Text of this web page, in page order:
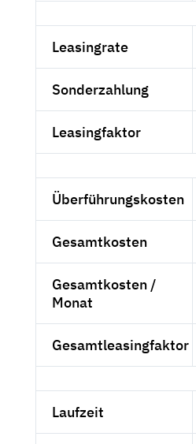
Leasingrate
Sonderzahlung
Leasingfaktor
Überführungskosten
Gesamtkosten
Gesamtkosten /
Monat
Gesamtleasingfaktor
Laufzeit